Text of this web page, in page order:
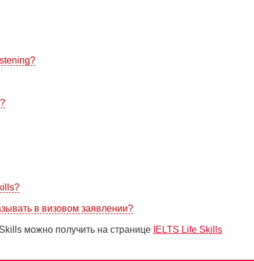
в визовом заявлении?
можно получить на странице IELTS Life Skills